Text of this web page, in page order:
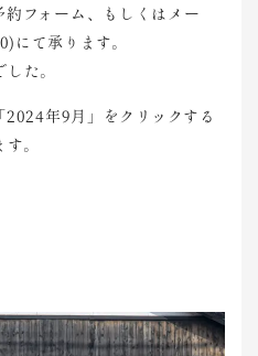
約フォーム、もしくはメー
て承ります。
た。
年9月」をクリックする
。